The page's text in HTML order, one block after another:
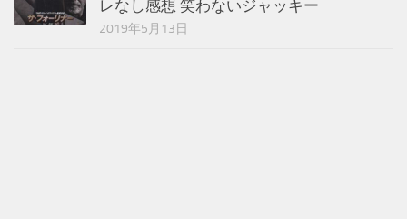
レなし感想 笑わないジャッキー
2019年5月13日